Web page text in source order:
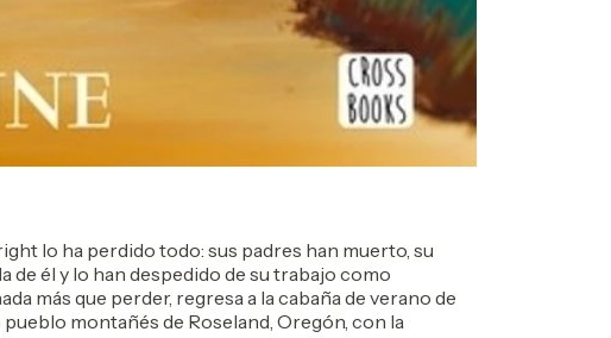
lo ha perdido todo: sus padres han muerto, su
de él y lo han despedido de su trabajo como
más que perder, regresa a la cabaña de verano de
montañés de Roseland, Oregón, con la